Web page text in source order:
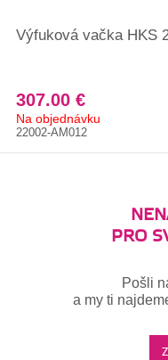
Výfuková vačka HKS
307.00 €
Na objednávku
22002-AM012
PRO
Pošli
a my ti